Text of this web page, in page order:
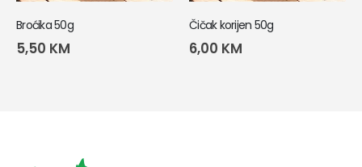
Broćika 50g
5,50 KM
Čičak korijen 50g
6,00 KM